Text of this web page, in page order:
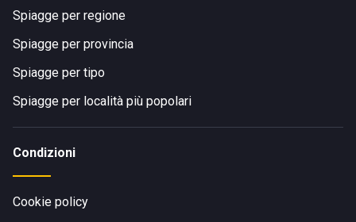
Spiagge per regione
Spiagge per provincia
Spiagge per tipo
Spiagge per località più popolari
Condizioni
Cookie policy